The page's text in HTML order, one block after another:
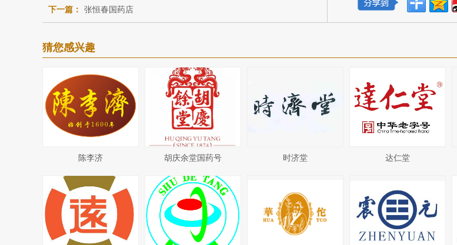
下一篇：
张恒春国药店
猜您感兴趣
陈李济 胡庆余堂国药号 时济堂 达仁堂